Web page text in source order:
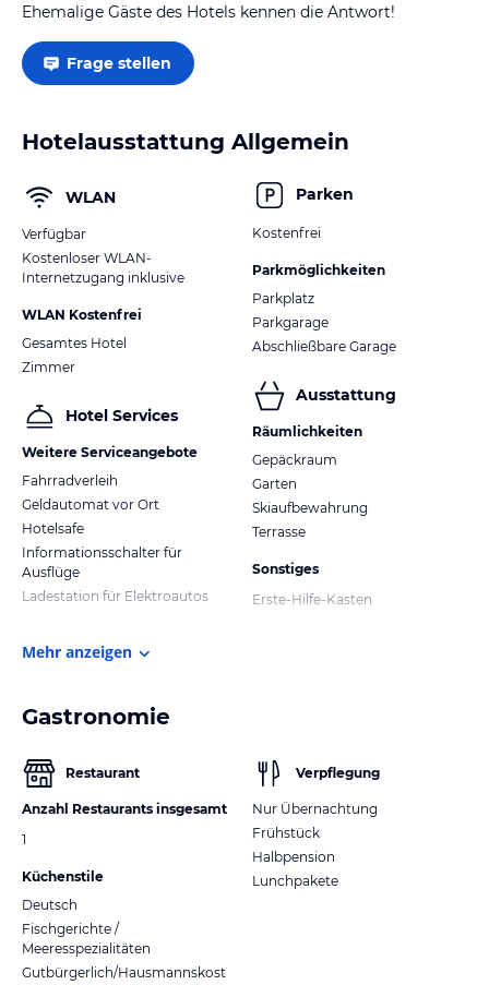
Ehemalige Gäste des Hotels kennen die Antwort!
Frage stellen
Hotelausstattung Allgemein
WLAN
Verfügbar
Kostenloser WLAN-
Internetzugang inklusive
WLAN Kostenfrei
Gesamtes Hotel
Zimmer
Hotel Services
Weitere Serviceangebote
Fahrradverleih
Geldautomat vor Ort
Hotelsafe
Informationsschalter für
Ausflüge
Ladestation für Elektroautos
Parken
Kostenfrei
Parkmöglichkeiten
Parkplatz
Parkgarage
Abschließbare Garage
Ausstattung
Räumlichkeiten
Gepäckraum
Garten
Skiaufbewahrung
Terrasse
Sonstiges
Erste-Hilfe-Kasten
Mehr anzeigen
Gastronomie
Restaurant
Anzahl Restaurants insgesamt
1
Küchenstile
Deutsch
Fischgerichte /
Meeresspezialitäten
Gutbürgerlich/Hausmannskost
Verpflegung
Nur Übernachtung
Frühstück
Halbpension
Lunchpakete